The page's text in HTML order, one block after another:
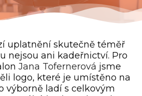
uplatnění skutečně téměř
nejsou ani kadeřnictví. Pro
Jana Tofernerová jsme
logo, které je umístěno na
výborně ladí s celkovým